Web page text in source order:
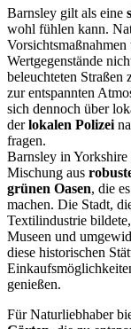
Barnsley gilt als eine
wohl fühlen kann.
Wertgegenstände
beleuchteten
zur entspannten
sich dennoch über
derlokalen Polizei
fragen.
Barnsley in
Mischung aus
grünen Oasen, die
machen. Die Stadt,
Textilindustrie
Museen und
diese historischen
genießen.
Für Naturliebhaber